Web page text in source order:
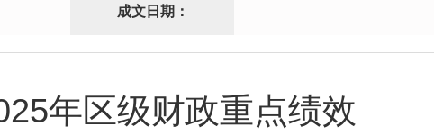
成文日期：
年区级财政重点绩效